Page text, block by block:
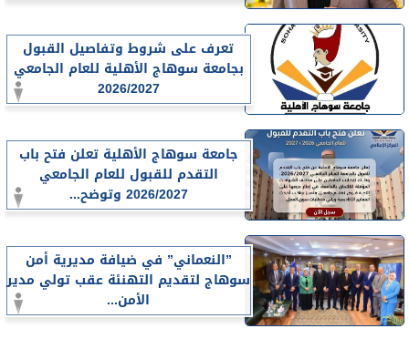
تعرف على شروط وتفاصيل القبول
بجامعة سوهاج الأهلية للعام الجامعي
2026/2027
جامعة سوهاج الأهلية تعلن فتح باب
التقدم للقبول للعام الجامعي
2026/2027 وتوضح...
”النعماني” في ضيافة مديرية أمن
سوهاج لتقديم التهنئة عقب تولي مدير
الأمن...